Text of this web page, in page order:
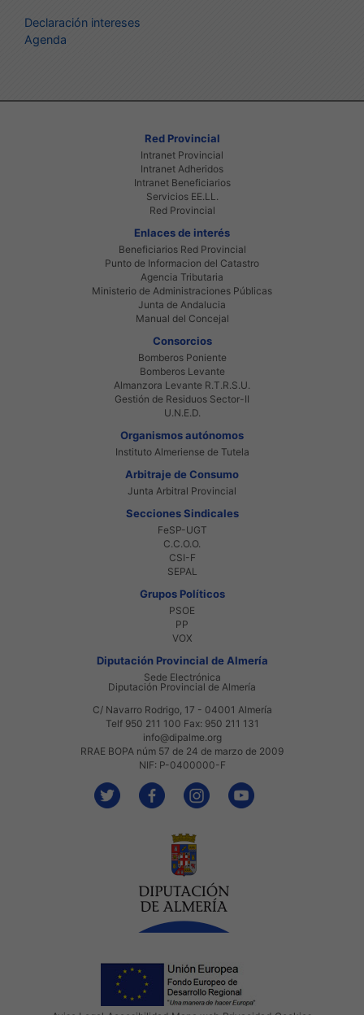
Declaración intereses
Agenda
Red Provincial
Intranet Provincial
Intranet Adheridos
Intranet Beneficiarios
Servicios EE.LL.
Red Provincial
Enlaces de interés
Beneficiarios Red Provincial
Punto de Informacion del Catastro
Agencia Tributaria
Ministerio de Administraciones Públicas
Junta de Andalucia
Manual del Concejal
Consorcios
Bomberos Poniente
Bomberos Levante
Almanzora Levante R.T.R.S.U.
Gestión de Residuos Sector-II
U.N.E.D.
Organismos autónomos
Instituto Almeriense de Tutela
Arbitraje de Consumo
Junta Arbitral Provincial
Secciones Sindicales
FeSP-UGT
C.C.O.O.
CSI-F
SEPAL
Grupos Políticos
PSOE
PP
VOX
Diputación Provincial de Almería
Sede Electrónica
Diputación Provincial de Almería
C/ Navarro Rodrigo, 17 - 04001 Almería
Telf 950 211 100 Fax: 950 211 131
info@dipalme.org
RRAE BOPA núm 57 de 24 de marzo de 2009
NIF: P-0400000-F